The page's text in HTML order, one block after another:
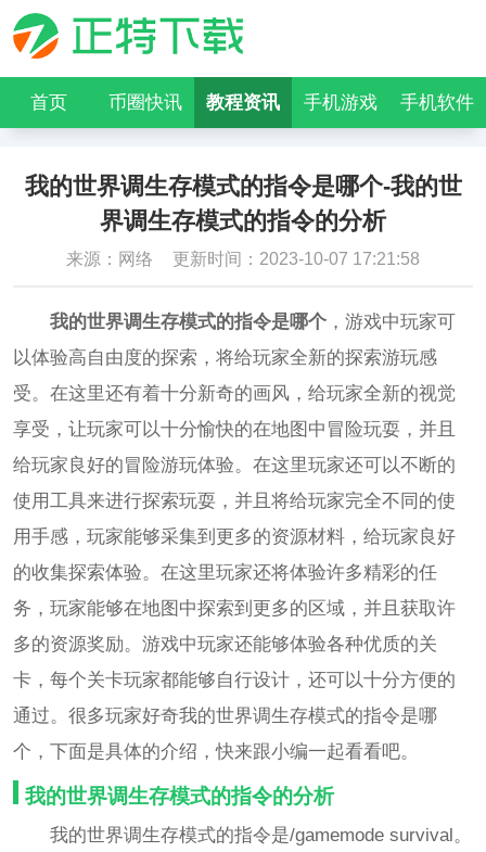
首页 币圈快讯 教程资讯 手机游戏 手机软件
我的世界调生存模式的指令是哪个-我的世
界调生存模式的指令的分析
来源：网络 更新时间：2023-10-07 17:21:58
我的世界调生存模式的指令是哪个，游戏中玩家可
以体验高自由度的探索，将给玩家全新的探索游玩感
受。在这里还有着十分新奇的画风，给玩家全新的视觉
享受，让玩家可以十分愉快的在地图中冒险玩耍，并且
给玩家良好的冒险游玩体验。在这里玩家还可以不断的
使用工具来进行探索玩耍，并且将给玩家完全不同的使
用手感，玩家能够采集到更多的资源材料，给玩家良好
的收集探索体验。在这里玩家还将体验许多精彩的任
务，玩家能够在地图中探索到更多的区域，并且获取许
多的资源奖励。游戏中玩家还能够体验各种优质的关
卡，每个关卡玩家都能够自行设计，还可以十分方便的
通过。很多玩家好奇我的世界调生存模式的指令是哪
个，下面是具体的介绍，快来跟小编一起看看吧。
我的世界调生存模式的指令的分析
我的世界调生存模式的指令是/gamemode survival。